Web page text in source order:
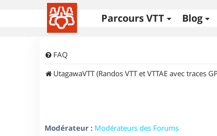
Parcours VTT Blog
FAQ
UtagawaVTT (Randos VTT et VTTAE avec traces
Modérateur : Modérateurs des Forums